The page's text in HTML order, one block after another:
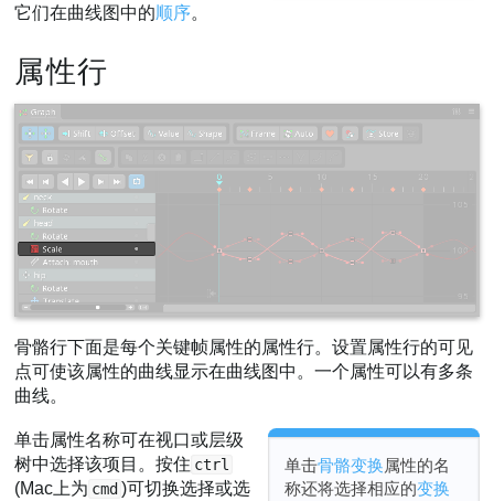
它们在曲线图中的顺序。
属性行
骨骼行下面是每个关键帧属性的属性行。设置属性行的可见
点可使该属性的曲线显示在曲线图中。一个属性可以有多条
曲线。
单击骨骼变换属性的名
称还将选择相应的变换
单击属性名称可在视口或层级
树中选择该项目。按住 ctrl
(Mac上为 cmd )可切换选择或选